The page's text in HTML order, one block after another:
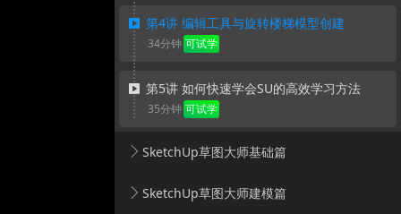
第4讲 编辑工具与旋转楼梯模型创建
34分钟
第5讲 如何快速学会SU的高效学习方法
35分钟
SketchUp草图大师基础篇
SketchUp草图大师建模篇